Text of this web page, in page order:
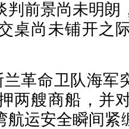
判前景尚未明朗
桌尚未铺开之
革命卫队海军
两艘商船，并
航运安全瞬间紧